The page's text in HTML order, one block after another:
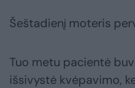
Šeštadienį moteris
Tuo metu pacientė
išsivystė kvėpavimo,